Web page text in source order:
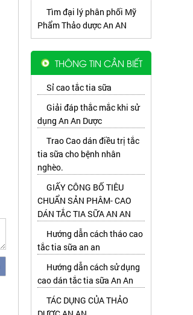
Tìm đại lý phân phối Mỹ
Phẩm Thảo dược An AN
THÔNG TIN CẦN BIẾT
Sỉ cao tắc tia sữa
Giải đáp thắc mắc khi sử
dụng An An Dược
Trao Cao dán điều trị tắc
tia sữa cho bệnh nhân
nghèo.
GIẤY CÔNG BỐ TIÊU
CHUẨN SẢN PHÂM- CAO
DÁN TẮC TIA SỮA AN AN
Hướng dẫn cách tháo cao
tắc tia sữa an an
Hướng dẫn cách sử dụng
cao dán tắc tia sữa An An
TÁC DỤNG CỦA THẢO